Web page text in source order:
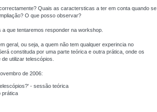
Quais as caractersticas a ter em conta quando se
O que posso observar?
que tentaremos responder na workshop.
geral, ou seja, a quem não tem qualquer experincia no
constituda por uma parte teórica e outra prática, onde os
utilizar telescópios.
de 2006:
- sessão teórica
prática